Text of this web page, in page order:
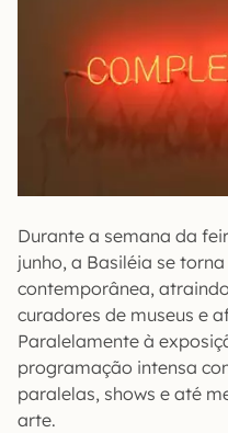
Durante a semana da
junho, a Basiléia se
contemporânea,
curadores de museus e
Paralelamente à
programação intensa
paralelas, shows e até
arte.